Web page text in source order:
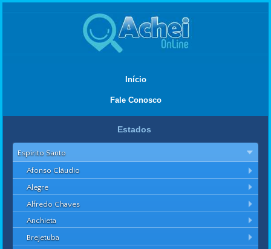
Início
Fale Conosco
Estados
Espírito Santo
Afonso Cláudio
Alegre
Alfredo Chaves
Anchieta
Brejetuba